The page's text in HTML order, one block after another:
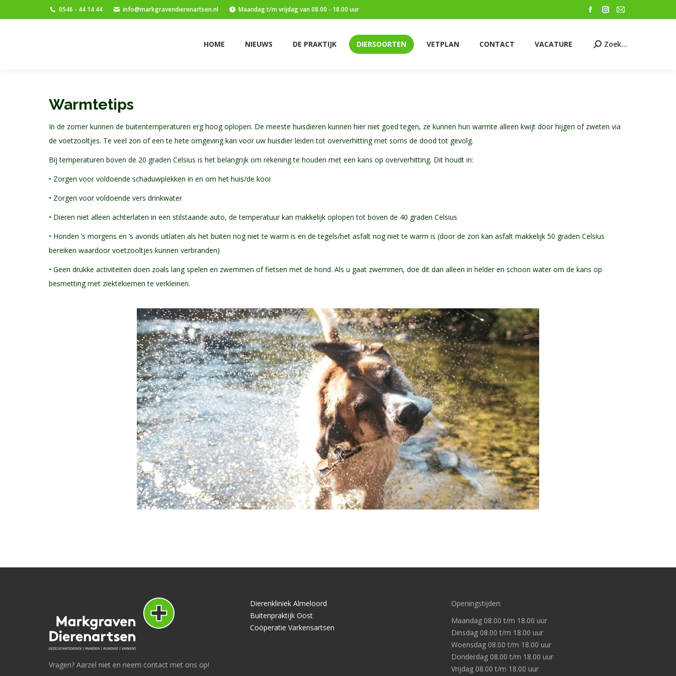
0546 - 44 14 44 info@markgravendierenartsen.nl Maandag t/m vrijdag van 08.00 - 18.00 uur
Facebook
opens
Instagram
opens
Mail
opens
HOME NIEUWS DE PRAKTIJK DIERSOORTEN VETPLAN CONTACT VACATURE Zoeken:
Zoek...
Warmtetips
In de zomer kunnen de buitentemperaturen erg hoog oplopen. De meeste huisdieren kunnen hier niet goed tegen, ze kunnen hun warmte alleen kwijt door hijgen of zweten via
de voetzooltjes. Te veel zon of een te hete omgeving kan voor uw huisdier leiden tot oververhitting met soms de dood tot gevolg.
Bij temperaturen boven de 20 graden Celsius is het belangrijk om rekening te houden met een kans op oververhitting. Dit houdt in:
• Zorgen voor voldoende schaduwplekken in en om het huis/de kooi
• Zorgen voor voldoende vers drinkwater
• Dieren niet alleen achterlaten in een stilstaande auto, de temperatuur kan makkelijk oplopen tot boven de 40 graden Celsius
• Honden ’s morgens en ’s avonds uitlaten als het buiten nog niet te warm is en de tegels/het asfalt nog niet te warm is (door de zon kan asfalt makkelijk 50 graden Celsius
bereiken waardoor voetzooltjes kunnen verbranden)
• Geen drukke activiteiten doen zoals lang spelen en zwemmen of fietsen met de hond. Als u gaat zwemmen, doe dit dan alleen in helder en schoon water om de kans op
besmetting met ziektekiemen te verkleinen.
Vragen? Aarzel niet en neem contact met ons op!
Dierenkliniek Almeloord
Buitenpraktijk Oost
Coöperatie Varkensartsen
Openingstijden:
Maandag 08.00 t/m 18.00 uur
Dinsdag 08.00 t/m 18.00 uur
Woensdag 08.00 t/m 18.00 uur
Donderdag 08.00 t/m 18.00 uur
Vrijdag 08.00 t/m 18.00 uur
HOME NIEUWS DE PRAKTIJK DIERSOORTEN VETPLAN Zoeken: